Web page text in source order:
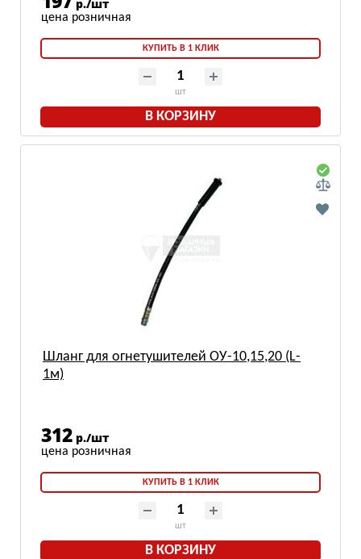
р./шт
КУПИТЬ В 1 КЛИК
шт
В КОРЗИНУ
Шланг для огнетушителей ОУ-10,15,20 (L-
1м)
312 р./шт
КУПИТЬ В 1 КЛИК
шт
В КОРЗИНУ